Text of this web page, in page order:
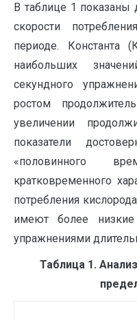
В таблице 1 показаны
скорости
периоде.
наибольших
секундного
ростом
увеличении
показатели
«половинного
кратковременного
потребления
имеют более
упражнениями
Таблица 1.